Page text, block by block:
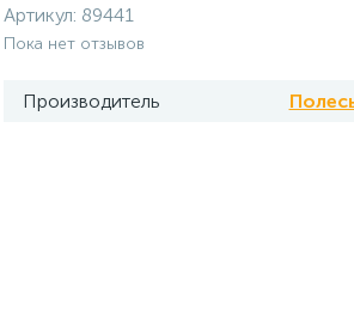
Артикул: 89441
Пока нет отзывов
Производитель